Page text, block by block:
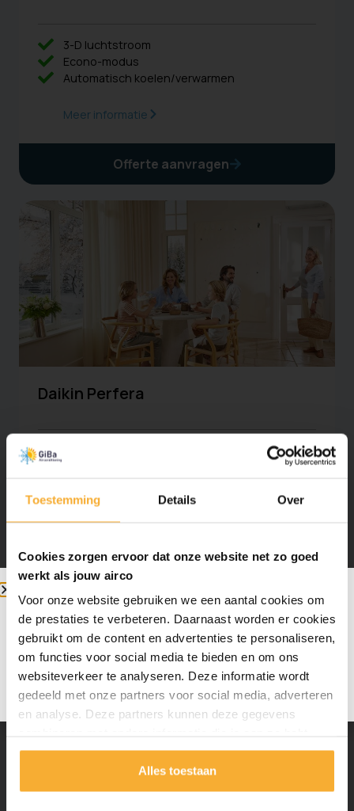
Toestemming Details Over
Cookies zorgen ervoor dat onze website net zo goed
werkt als jouw airco
Voor onze website gebruiken we een aantal cookies om
de prestaties te verbeteren. Daarnaast worden er cookies
gebruikt om de content en advertenties te personaliseren,
om functies voor social media te bieden en om ons
websiteverkeer te analyseren. Deze informatie wordt
gedeeld met onze partners voor social media, adverteren
en analyse. Deze partners kunnen deze gegevens
verstrekt of die ze hebben verzameld op basis van jouw
gebruik van hun services.Alles toestaan
3-D luchtstroom
Econo-modus
Automatisch koelen/verwarmen
Meer informatie
Offerte aanvragen
Daikin Perfera
Meer informatie
Offerte aanvragen
Daikin Stylish
Let op!Wij zijn met vakantie tot en met 16
augustus. Vanaf 17 augustus staan we weer
voor je klaar!